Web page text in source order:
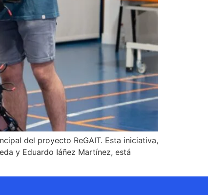
del proyecto ReGAIT. Esta iniciativa,
y Eduardo Iáñez Martínez, está